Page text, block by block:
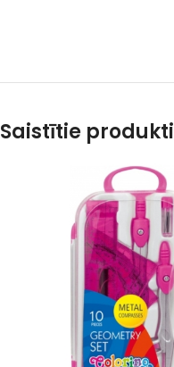
Saistītie produkti